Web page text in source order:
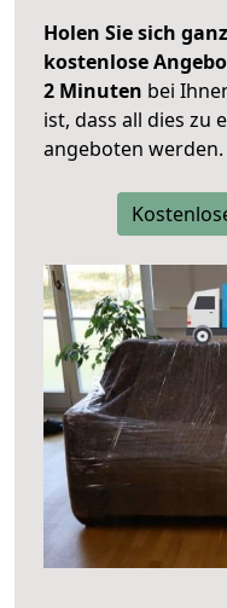
Holen Sie sich
kostenlose
2 Minuten bei
ist, dass all dies zu
angeboten werden.